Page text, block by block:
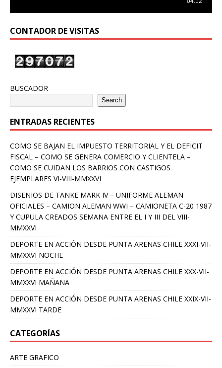
CONTADOR DE VISITAS
BUSCADOR
Search
ENTRADAS RECIENTES
COMO SE BAJAN EL IMPUESTO TERRITORIAL Y EL DEFICIT
FISCAL – COMO SE GENERA COMERCIO Y CLIENTELA –
COMO SE CUIDAN LOS BARRIOS CON CASTIGOS
EJEMPLARES VI-VIII-MMXXVI
DISENIOS DE TANKE MARK IV – UNIFORME ALEMAN
OFICIALES – CAMION ALEMAN WWI – CAMIONETA C-20 1987
Y CUPULA CREADOS SEMANA ENTRE EL I Y III DEL VIII-
MMXXVI
DEPORTE EN ACCIÓN DESDE PUNTA ARENAS CHILE XXXI-VII-
MMXXVI NOCHE
DEPORTE EN ACCIÓN DESDE PUNTA ARENAS CHILE XXX-VII-
MMXXVI MAÑANA
DEPORTE EN ACCIÓN DESDE PUNTA ARENAS CHILE XXIX-VII-
MMXXVI TARDE
CATEGORÍAS
ARTE GRAFICO